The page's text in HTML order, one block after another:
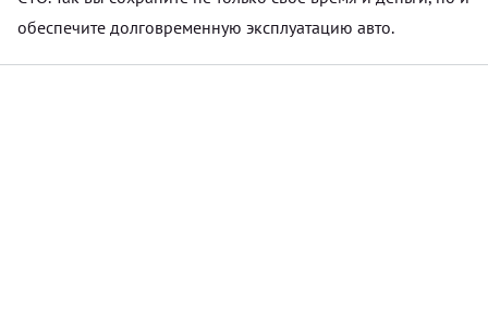
обеспечите долговременную эксплуатацию авто.